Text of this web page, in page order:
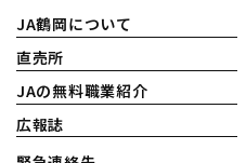
JA鶴岡について
直売所
JAの無料職業紹介
広報誌